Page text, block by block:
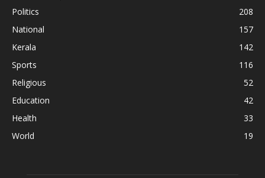
Politics
208
National
157
Kerala
142
Sports
116
Religious
52
Education
42
Health
33
World
19